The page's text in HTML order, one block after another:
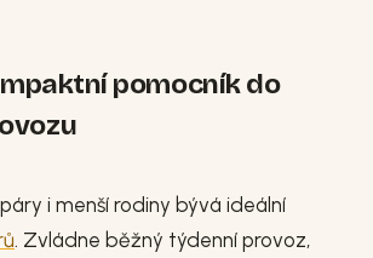
pomocník do
i menší rodiny bývá ideální
. Zvládne běžný týdenní provoz,